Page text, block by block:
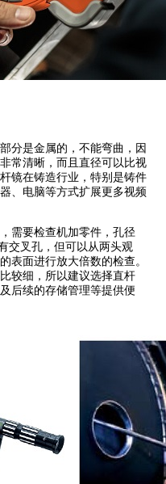
分是金属的，不能弯曲，因
常清晰，而且直径可以比视
镜在铸造行业，特别是铸件
、电脑等方式扩展更多视频
需要检查机加零件，孔径
交叉孔，但可以从两头观
表面进行放大倍数的检查。
较细，所以建议选择直杆
后续的存储管理等提供便